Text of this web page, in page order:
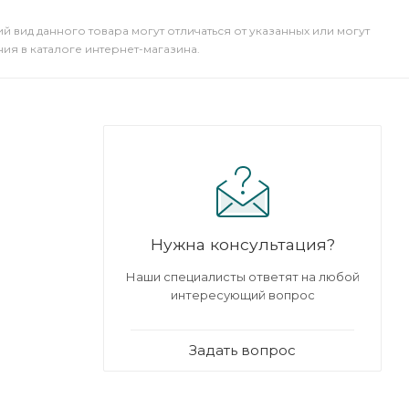
вид данного товара могут отличаться от указанных или могут
в каталоге интернет-магазина.
Нужна консультация?
Наши специалисты ответят на любой
интересующий вопрос
Задать вопрос